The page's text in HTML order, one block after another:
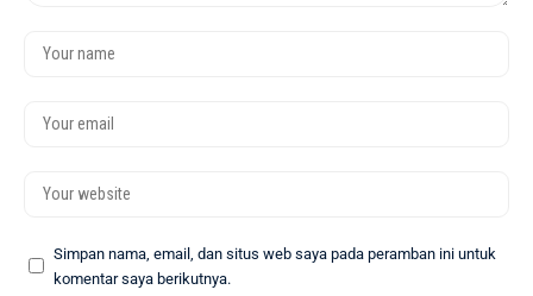
Simpan nama, email, dan situs web saya pada peramban ini untuk
komentar saya berikutnya.